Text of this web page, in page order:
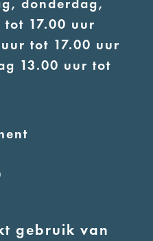
gebruik van
donderdag,
17.00 uur
tot 17.00 uur
13.00 uur tot